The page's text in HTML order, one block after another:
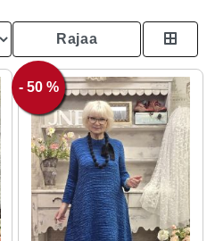
Rajaa
- 50 %